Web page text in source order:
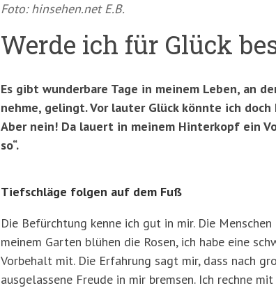
Foto: hinsehen.net E.B.
Werde ich für Glück
Es gibt wunderbare Tage in meinem Leben, an
nehme, gelingt. Vor lauter Glück könnte ich
Aber nein! Da lauert in meinem Hinterkopf ein
so“.
Tiefschläge folgen auf dem Fuß
Die Befürchtung kenne ich gut in mir. Die
meinem Garten blühen die Rosen, ich habe eine
Vorbehalt mit. Die Erfahrung sagt mir, dass nach
ausgelassene Freude in mir bremsen. Ich rechne